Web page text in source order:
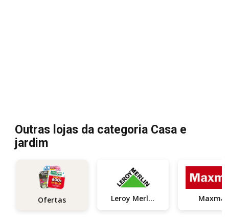
Outras lojas da categoria Casa e
jardim
Ofertas Leroy Merlin Maxmat